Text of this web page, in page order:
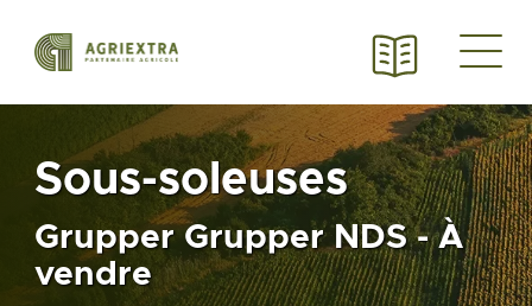
Sous-soleuses
Grupper Grupper NDS - À
vendre